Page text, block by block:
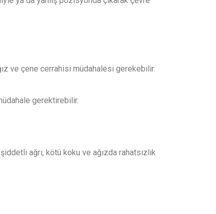
ve çene cerrahisi müdahalesi gerekebilir.
gerektirebilir.
ağrı, kötü koku ve ağızda rahatsızlık